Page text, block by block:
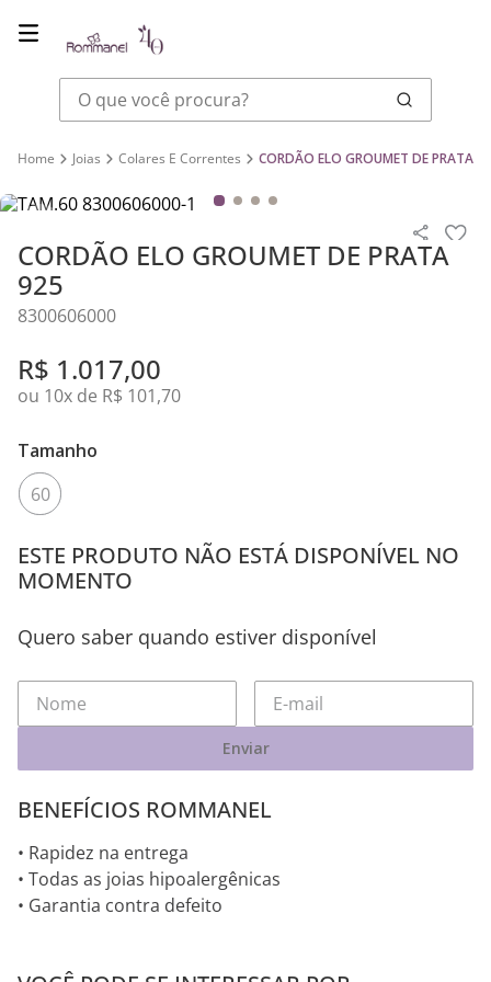
O que você procura?
Joias Colares E Correntes CORDÃO ELO GROUMET DE PRATA
CORDÃO ELO GROUMET DE PRATA
925
8300606000
R$ 1.017,00
ou 10x de R$ 101,70
Tamanho
60
ESTE PRODUTO NÃO ESTÁ DISPONÍVEL NO
MOMENTO
Quero saber quando estiver disponível
Enviar
BENEFÍCIOS ROMMANEL
• Rapidez na entrega
• Todas as joias hipoalergênicas
• Garantia contra defeito